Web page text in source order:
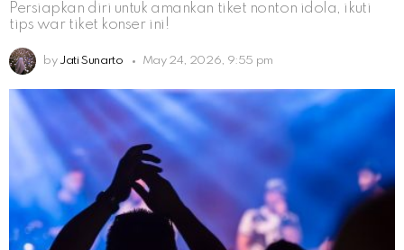
Persiapkan diri untuk amankan tiket nonton idola, ikuti
tips war tiket konser ini!
by Jati Sunarto May 24, 2026, 9:55 pm